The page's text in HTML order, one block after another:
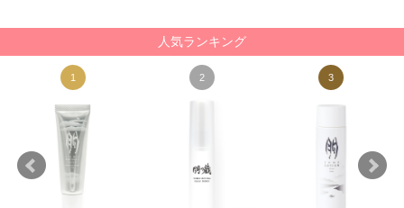
人気ランキング
1 2 3